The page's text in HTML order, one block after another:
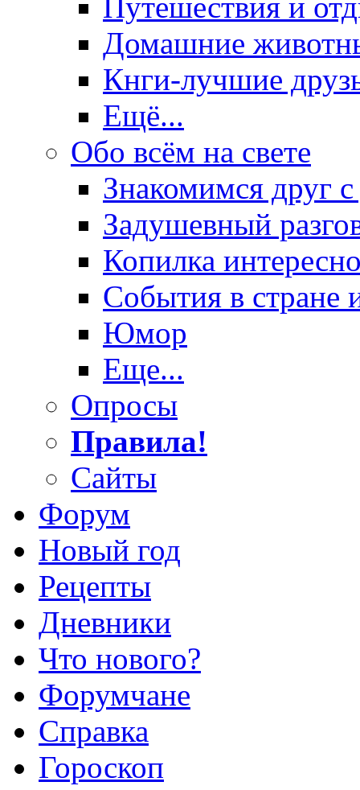
Домашние
Кнги-лучшие
Ещё...
Обо всём на свете
Знакомимся друг
Задушевный
Копилка
События в стране
Юмор
Еще...
Опросы
Правила!
Сайты
Форум
Новый год
Рецепты
Дневники
Что нового?
Форумчане
Справка
Гороскоп